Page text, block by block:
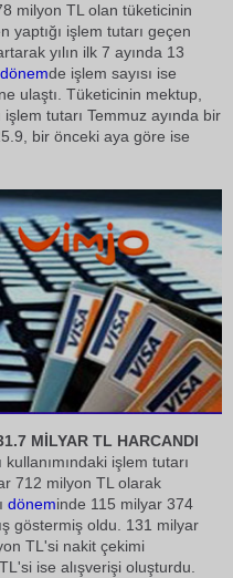
milyon TL olan tüketicinin
yaptığı işlem tutarı geçen
yılın ilk 7 ayında 13
dönemde işlem sayısı ise
ulaştı. Tüketicinin mektup,
işlem tutarı Temmuz ayında bir
bir önceki aya göre ise
MİLYAR TL HARCANDI
işlem tutarı
712 milyon TL olarak
döneminde 115 milyar 374
göstermiş oldu. 131 milyar
TL'si nakit çekimi
ise alışverişi oluşturdu.